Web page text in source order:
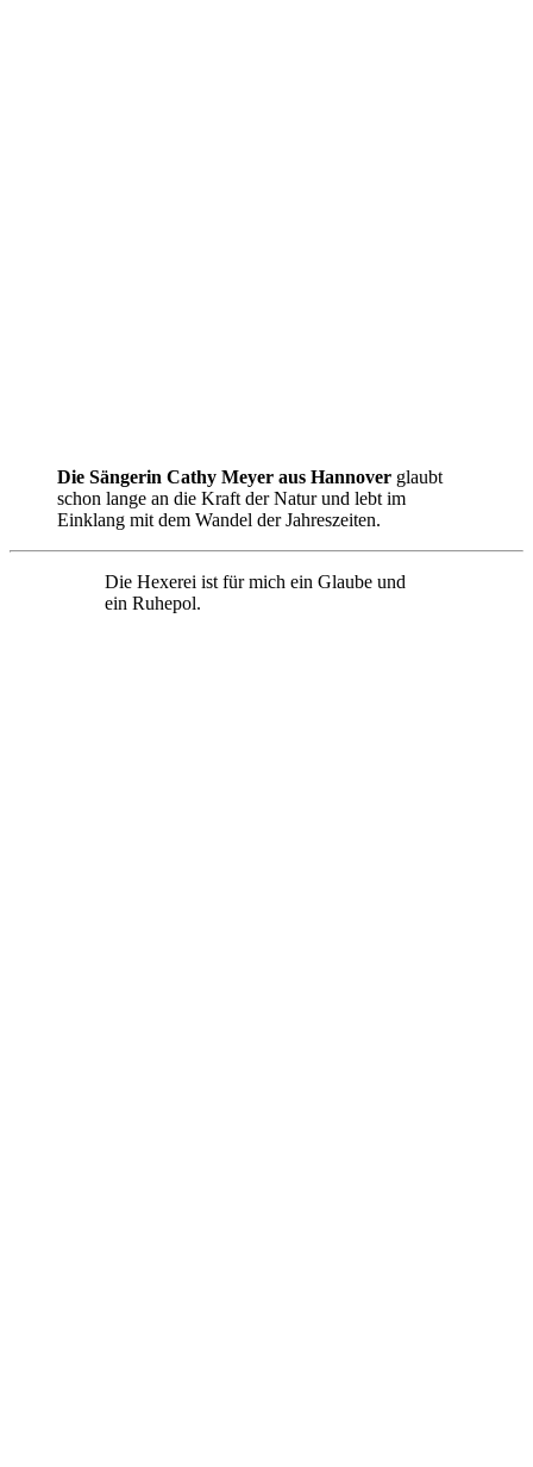
Die Sängerin Cathy Meyer aus Hannover glaubt
schon lange an die Kraft der Natur und lebt im
Einklang mit dem Wandel der Jahreszeiten.
Die Hexerei ist für mich ein Glaube und
ein Ruhepol.